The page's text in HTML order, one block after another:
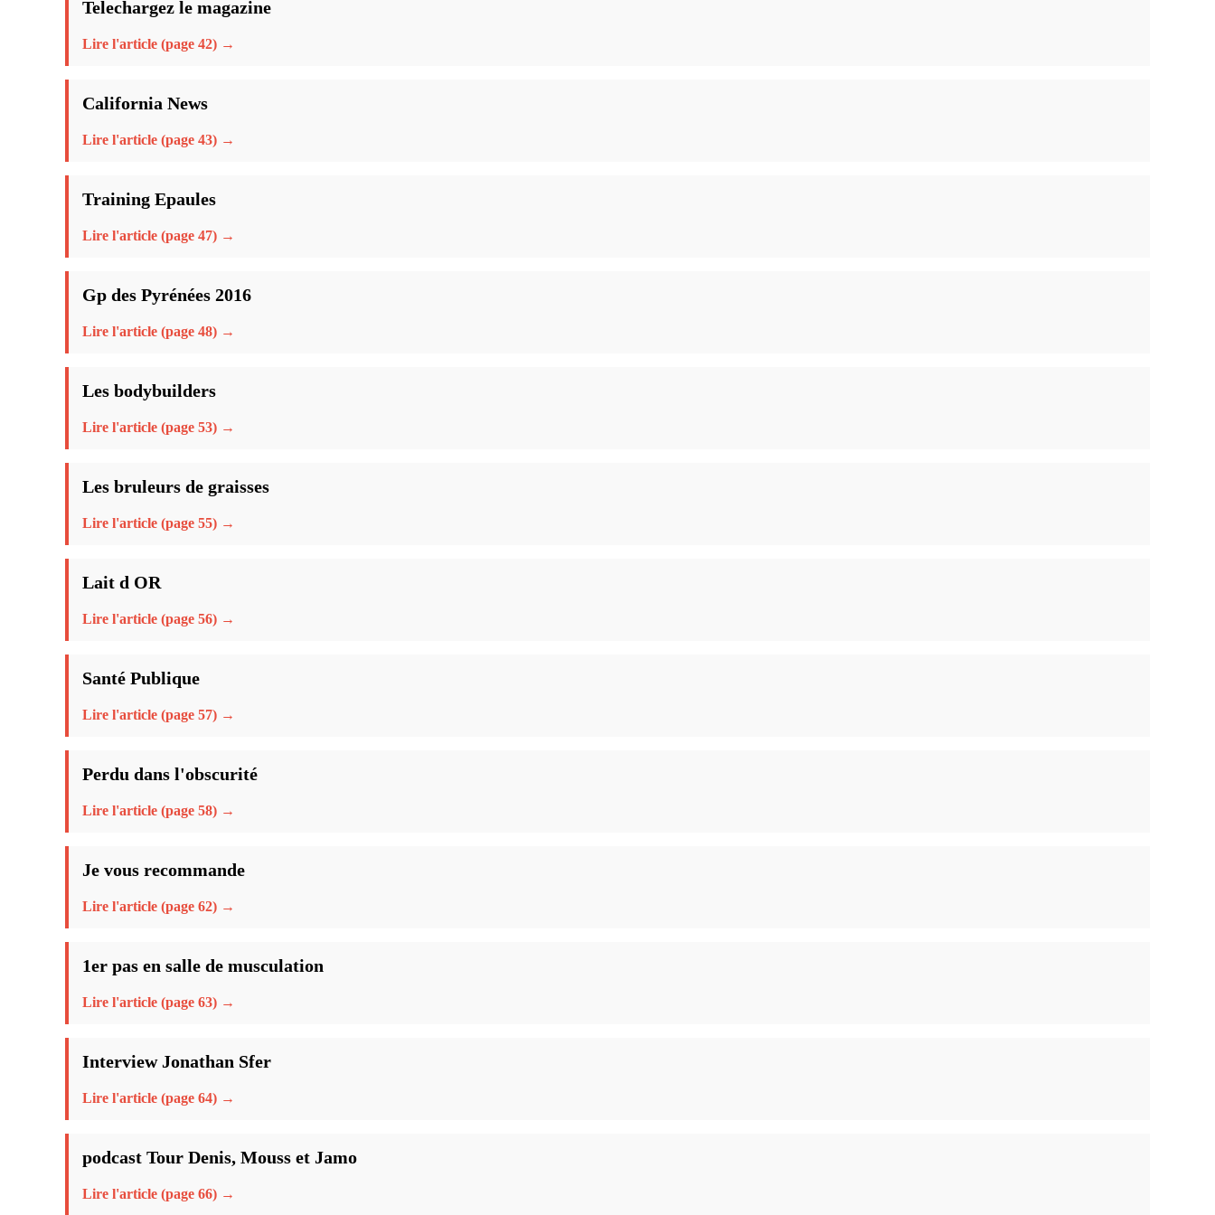
Telechargez le magazine
Lire l'article (page 42) →
California News
Lire l'article (page 43) →
Training Epaules
Lire l'article (page 47) →
Gp des Pyrénées 2016
Lire l'article (page 48) →
Les bodybuilders
Lire l'article (page 53) →
Les bruleurs de graisses
Lire l'article (page 55) →
Lait d OR
Lire l'article (page 56) →
Santé Publique
Lire l'article (page 57) →
Perdu dans l'obscurité
Lire l'article (page 58) →
Je vous recommande
Lire l'article (page 62) →
1er pas en salle de musculation
Lire l'article (page 63) →
Interview Jonathan Sfer
Lire l'article (page 64) →
podcast Tour Denis, Mouss et Jamo
Lire l'article (page 66) →